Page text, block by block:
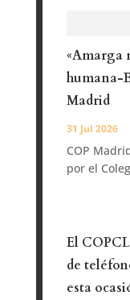
«Amarga
humana-
Madrid
31 Jul 2026
COP
por el
El
de
esta